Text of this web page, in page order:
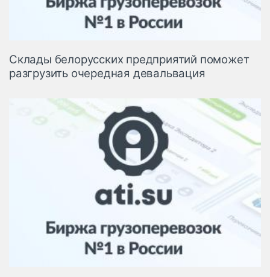
Cклады белорусских предприятий поможет
разгрузить очередная девальвация